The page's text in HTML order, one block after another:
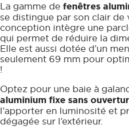
La gamme de fenêtres
se distingue par son clair de
conception intègre une
qui permet de réduire la
Elle est aussi dotée d’un
seulement 69 mm pour
!
Optez pour une baie à
aluminium fixe sans
l’apporter en luminosité et
dégagée sur l’extérieur.